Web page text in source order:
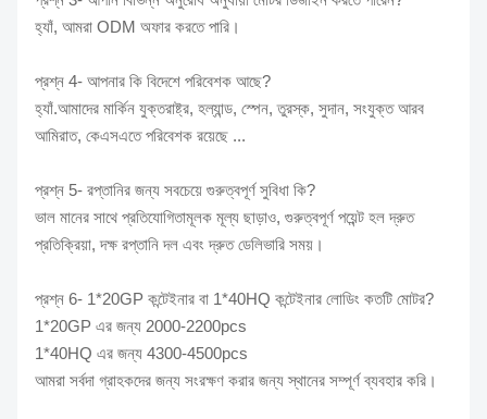
হ্যাঁ, আমরা ODM অফার করতে পারি।
প্রশ্ন 4- আপনার কি বিদেশে পরিবেশক আছে?
হ্যাঁ.আমাদের মার্কিন যুক্তরাষ্ট্র, হল্যান্ড, স্পেন, তুরস্ক, সুদান, সংযুক্ত আরব
আমিরাত, কেএসএতে পরিবেশক রয়েছে ...
প্রশ্ন 5- রপ্তানির জন্য সবচেয়ে গুরুত্বপূর্ণ সুবিধা কি?
ভাল মানের সাথে প্রতিযোগিতামূলক মূল্য ছাড়াও, গুরুত্বপূর্ণ পয়েন্ট হল দ্রুত
প্রতিক্রিয়া, দক্ষ রপ্তানি দল এবং দ্রুত ডেলিভারি সময়।
প্রশ্ন 6- 1*20GP কন্টেইনার বা 1*40HQ কন্টেইনার লোডিং কতটি মোটর?
1*20GP এর জন্য 2000-2200pcs
1*40HQ এর জন্য 4300-4500pcs
আমরা সর্বদা গ্রাহকদের জন্য সংরক্ষণ করার জন্য স্থানের সম্পূর্ণ ব্যবহার করি।